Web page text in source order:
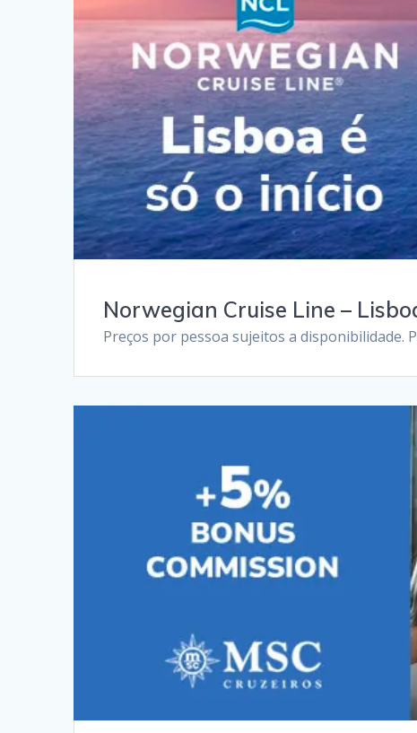
Norwegian Cruise Line –
Preços por pessoa sujeitos a disponibilidade.